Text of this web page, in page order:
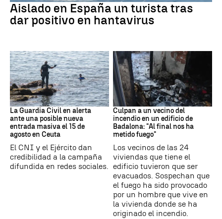
Aislado en España un turista tras
dar positivo en hantavirus
Ceuta
La Guardia Civil en alerta
ante una posible nueva
entrada masiva el 15 de
agosto en Ceuta
El CNI y el Ejército dan
credibilidad a la campaña
difundida en redes sociales.
Cataluña
Culpan a un vecino del
incendio en un edificio de
Badalona: "Al final nos ha
metido fuego"
Los vecinos de las 24
viviendas que tiene el
edificio tuvieron que ser
evacuados. Sospechan que
el fuego ha sido provocado
por un hombre que vive en
la vivienda donde se ha
originado el incendio.